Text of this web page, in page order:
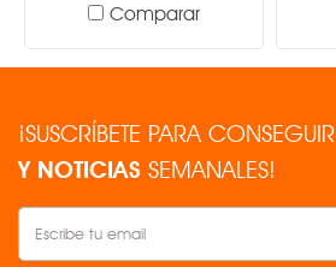
Comparar
¡SUSCRÍBETE PARA CONSEGUIR
Y NOTICIAS SEMANALES!